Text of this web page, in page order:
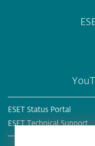
ESET Status Portal
ESET Technical Support